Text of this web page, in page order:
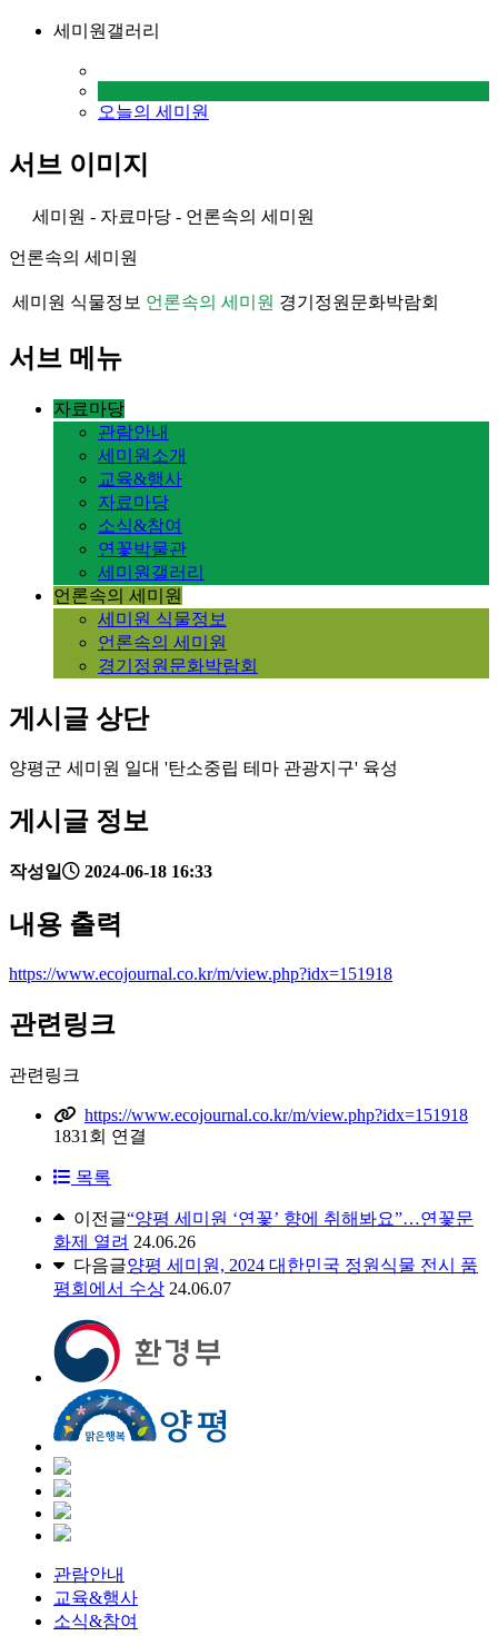
세미원갤러리
오늘의 세미원
서브 이미지
세미원 - 자료마당 - 언론속의 세미원
언론속의 세미원
세미원 식물정보 언론속의 세미원 경기정원문화박람회
서브 메뉴
자료마당
관람안내
세미원소개
교육&행사
자료마당
소식&참여
연꽃박물관
세미원갤러리
언론속의 세미원
세미원 식물정보
언론속의 세미원
경기정원문화박람회
게시글 상단
양평군 세미원 일대 '탄소중립 테마 관광지구' 육성
게시글 정보
작성일 2024-06-18 16:33
내용 출력
https://www.ecojournal.co.kr/m/view.php?idx=151918
관련링크
관련링크
https://www.ecojournal.co.kr/m/view.php?idx=151918
1831회 연결
목록
이전글“양평 세미원 ‘연꽃’ 향에 취해봐요”…연꽃문
화제 열려 24.06.26
다음글양평 세미원, 2024 대한민국 정원식물 전시 품
평회에서 수상 24.06.07
관람안내
교육&행사
소식&참여